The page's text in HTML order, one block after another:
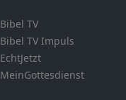
Bibel TV
Bibel TV Impuls
EchtJetzt
MeinGottesdienst